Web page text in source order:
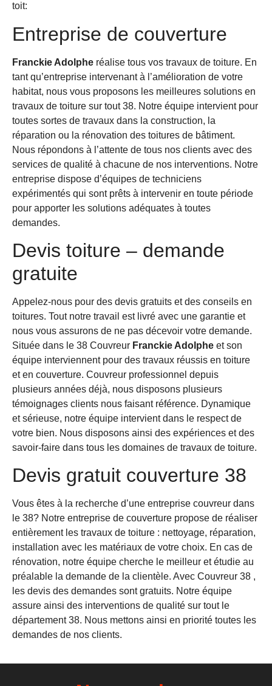
toit:
Entreprise de couverture
Franckie Adolphe réalise tous vos travaux de toiture. En
tant qu’entreprise intervenant à l’amélioration de votre
habitat, nous vous proposons les meilleures solutions en
travaux de toiture sur tout 38. Notre équipe intervient pour
toutes sortes de travaux dans la construction, la
réparation ou la rénovation des toitures de bâtiment.
Nous répondons à l’attente de tous nos clients avec des
services de qualité à chacune de nos interventions. Notre
entreprise dispose d’équipes de techniciens
expérimentés qui sont prêts à intervenir en toute période
pour apporter les solutions adéquates à toutes
demandes.
Devis toiture – demande
gratuite
Appelez-nous pour des devis gratuits et des conseils en
toitures. Tout notre travail est livré avec une garantie et
nous vous assurons de ne pas décevoir votre demande.
Située dans le 38 Couvreur Franckie Adolphe et son
équipe interviennent pour des travaux réussis en toiture
et en couverture. Couvreur professionnel depuis
plusieurs années déjà, nous disposons plusieurs
témoignages clients nous faisant référence. Dynamique
et sérieuse, notre équipe intervient dans le respect de
votre bien. Nous disposons ainsi des expériences et des
savoir-faire dans tous les domaines de travaux de toiture.
Devis gratuit couverture 38
Vous êtes à la recherche d’une entreprise couvreur dans
le 38? Notre entreprise de couverture propose de réaliser
entièrement les travaux de toiture : nettoyage, réparation,
installation avec les matériaux de votre choix. En cas de
rénovation, notre équipe cherche le meilleur et étudie au
préalable la demande de la clientèle. Avec Couvreur 38 ,
les devis des demandes sont gratuits. Notre équipe
assure ainsi des interventions de qualité sur tout le
département 38. Nous mettons ainsi en priorité toutes les
demandes de nos clients.